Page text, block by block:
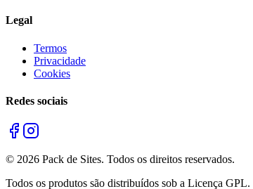
Legal
Termos
Privacidade
Cookies
Redes sociais
© 2026 Pack de Sites. Todos os direitos reservados.
Todos os produtos são distribuídos sob a Licença